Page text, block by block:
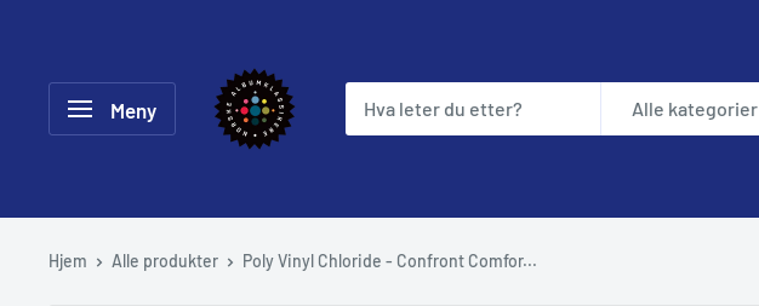
innholdet
Meny
Norske
Albumklassikere
Alle kategorier
Hjem Alle produkter Poly Vinyl Chloride - Confront Comfor...